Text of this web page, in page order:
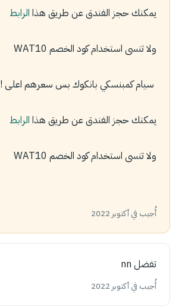
يمكنك حجز الفندق عن طريق هذا الرابط
ولا تنسى استخدام كود الخصم WAT10
سيام كمبنسكي بانكوك بس سعرهم اعلى !
يمكنك حجز الفندق عن طريق هذا الرابط
ولا تنسى استخدام كود الخصم WAT10
أُجيب في أكتوبر 2022
تفضل nn
أُجيب في أكتوبر 2022